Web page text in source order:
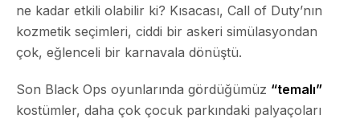
ne kadar etkili olabilir ki? Kısacası, Call of Duty’nın
kozmetik seçimleri, ciddi bir askeri simülasyondan
çok, eğlenceli bir karnavala dönüştü.
Son Black Ops oyunlarında gördüğümüz “temalı”
kostümler, daha çok çocuk parkındaki palyaçoları